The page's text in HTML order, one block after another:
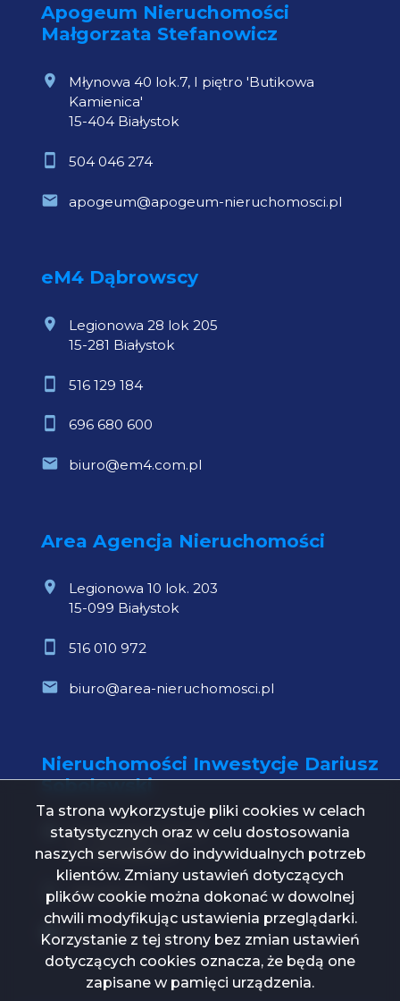
Apogeum Nieruchomości
Małgorzata Stefanowicz
Młynowa 40 lok.7, I piętro 'Butikowa
Kamienica'
15-404 Białystok
504 046 274
apogeum@apogeum-nieruchomosci.pl
eM4 Dąbrowscy
Legionowa 28 lok 205
15-281 Białystok
516 129 184
696 680 600
biuro@em4.com.pl
Area Agencja Nieruchomości
Legionowa 10 lok. 203
15-099 Białystok
516 010 972
biuro@area-nieruchomosci.pl
Nieruchomości Inwestycje Dariusz
Sobolewski
Św. Mikołaja 1 lok. 21
15-419 Białystok
739 000 112
biuro@ni24.com.pl
Ta strona wykorzystuje pliki cookies w celach
statystycznych oraz w celu dostosowania
naszych serwisów do indywidualnych potrzeb
klientów. Zmiany ustawień dotyczących
plików cookie można dokonać w dowolnej
chwili modyfikując ustawienia przeglądarki.
Korzystanie z tej strony bez zmian ustawień
dotyczących cookies oznacza, że będą one
zapisane w pamięci urządzenia.